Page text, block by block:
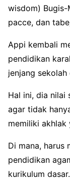
wisdom) Bugis-
pacce, dan
Appi kembali
pendidikan
jenjang sekolah
Hal ini, dia nilai
agar tidak
memiliki akhlak
Di mana, harus
pendidikan
kurikulum dasar.